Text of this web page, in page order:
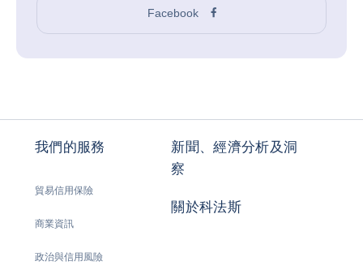
Facebook
我們的服務
貿易信用保險
商業資訊
政治與信用風險
新聞、經濟分析及洞
察
關於科法斯